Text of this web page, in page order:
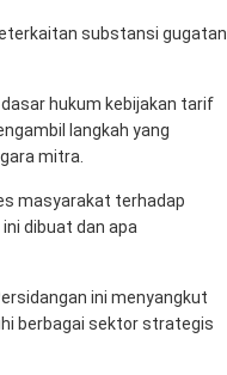
substansi gugatan
hukum kebijakan tarif
langkah yang
mitra.
masyarakat terhadap
dibuat dan apa
ini menyangkut
berbagai sektor strategis